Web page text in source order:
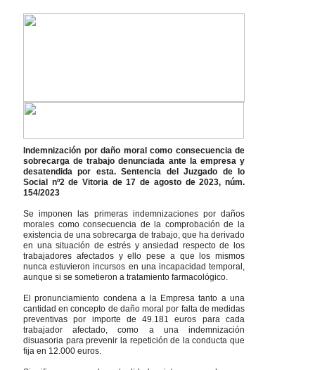
Indemnización por daño moral como consecuencia de
sobrecarga de trabajo denunciada ante la empresa y
desatendida por esta. Sentencia del Juzgado de lo
Social nº2 de Vitoria de 17 de agosto de 2023, núm.
154/2023
Se imponen las primeras indemnizaciones por daños
morales como consecuencia de la comprobación de la
existencia de una sobrecarga de trabajo, que ha derivado
en una situación de estrés y ansiedad respecto de los
trabajadores afectados y ello pese a que los mismos
nunca estuvieron incursos en una incapacidad temporal,
aunque si se sometieron a tratamiento farmacológico.
El pronunciamiento condena a la Empresa tanto a una
cantidad en concepto de daño moral por falta de medidas
preventivas por importe de 49.181 euros para cada
trabajador afectado, como a una indemnización
disuasoria para prevenir la repetición de la conducta que
fija en 12.000 euros.